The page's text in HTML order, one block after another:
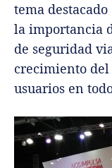
tema
la importancia
de seguridad
crecimiento del
usuarios en